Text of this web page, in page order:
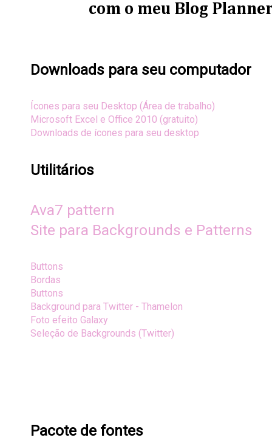
com o meu Blog
Downloads para seu computador
Ícones para seu Desktop (Área de trabalho)
Microsoft Excel e Office 2010 (gratuito)
Downloads de ícones para seu desktop
Utilitários
Ava7 pattern
Site para Backgrounds e Patterns
Buttons
Bordas
Buttons
Background para Twitter - Thamelon
Foto efeito Galaxy
Seleção de Backgrounds (Twitter)
Pacote de fontes